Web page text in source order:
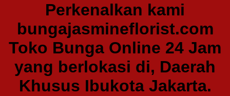
Perkenalkan kami
bungajasmineflorist.com
Toko Bunga Online 24 Jam
yang berlokasi di, Daerah
Khusus Ibukota Jakarta.